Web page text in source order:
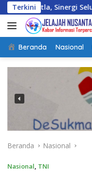
Langsung
ke
konten
TerkiniSeluruh Lini
Beranda Nasional
Beranda Nasional
Nasional, TNI